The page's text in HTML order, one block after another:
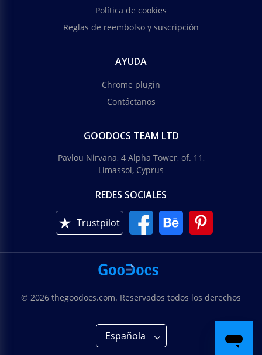
Política de cookies
Reglas de reembolso y suscripción
AYUDA
Chrome plugin
Contáctanos
GOODOCS TEAM LTD
Pavlou Nirvana, 4 Alpha Tower, of. 11,
Limassol, Cyprus
REDES SOCIALES
Trustpilot
© 2026 thegoodocs.com. Reservados todos los derechos
Española